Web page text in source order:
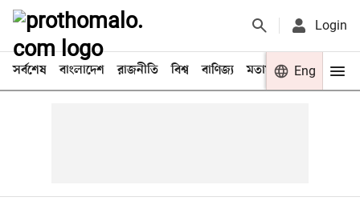
Login
সর্বশেষ বাংলাদেশ রাজনীতি বিশ্ব বাণিজ্য মতামত খেলা
Eng